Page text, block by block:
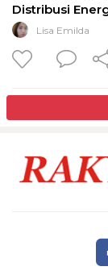
Distribusi
Lisa Emilda